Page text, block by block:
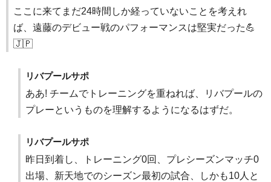
ここに来てまだ24時間しか経っていないことを考えれ
ば、遠藤のデビュー戦のパフォーマンスは堅実だった💪
🇯🇵
リバプールサポ
ああ! チームでトレーニングを重ねれば、リバプールの
プレーというものを理解するようになるはずだ。
リバプールサポ
昨日到着し、トレーニング0回、プレシーズンマッチ0
出場、新天地でのシーズン最初の試合、しかも10人と